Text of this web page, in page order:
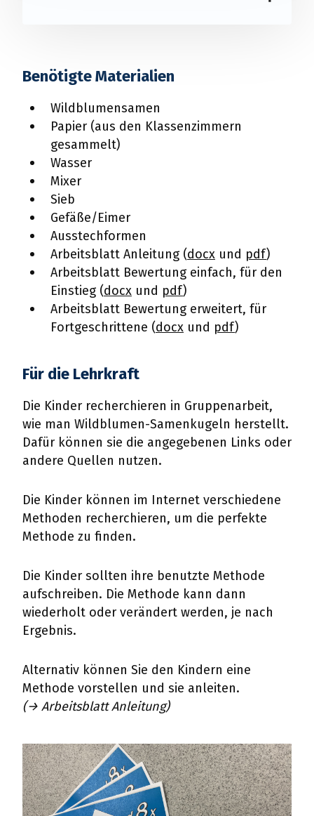
Benötigte Materialien
Wildblumensamen
Papier (aus den Klassenzimmern
gesammelt)
Wasser
Mixer
Sieb
Gefäße/Eimer
Ausstechformen
Arbeitsblatt Anleitung (docx und pdf)
Arbeitsblatt Bewertung einfach, für den
Einstieg (docx und pdf)
Arbeitsblatt Bewertung erweitert, für
Fortgeschrittene (docx und pdf)
Für die Lehrkraft
Die Kinder recherchieren in Gruppenarbeit,
wie man Wildblumen-Samenkugeln herstellt.
Dafür können sie die angegebenen Links oder
andere Quellen nutzen.
Die Kinder können im Internet verschiedene
Methoden recherchieren, um die perfekte
Methode zu finden.
Die Kinder sollten ihre benutzte Methode
aufschreiben. Die Methode kann dann
wiederholt oder verändert werden, je nach
Ergebnis.
Alternativ können Sie den Kindern eine
Methode vorstellen und sie anleiten.
(→ Arbeitsblatt Anleitung)